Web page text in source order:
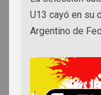
U13 cayó en su
Argentino de